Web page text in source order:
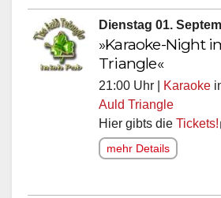
Dienstag 01.
»Karaoke-Night
Triangle«
21:00 Uhr | Karaoke
Auld Triangle
Hier gibts die Tickets!
mehr Details